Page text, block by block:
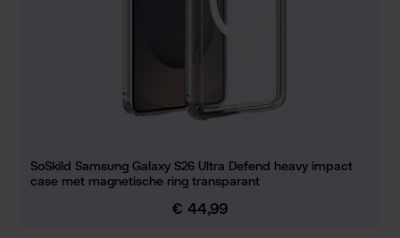
SoSkild Samsung Galaxy S26 Ultra Defend heavy impact
case met magnetische ring transparant
Normale prijs:
€ 44,99